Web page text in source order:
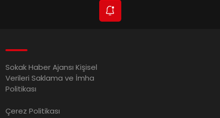
Sokak Haber Ajansı Kişisel
Verileri Saklama ve İmha
Politikası
Çerez Politikası